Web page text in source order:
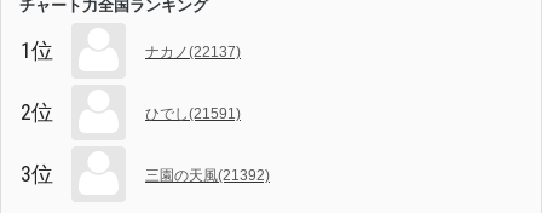
チャート力全国ランキング
1位 ナカノ(22137)
2位 ひでし(21591)
3位 三園の天風(21392)